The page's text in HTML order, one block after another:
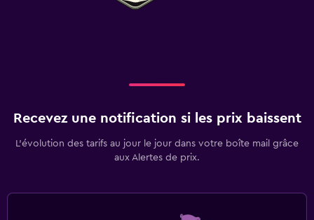
Recevez une notification si les prix baissent
L’évolution des tarifs au jour le jour dans votre boîte mail grâce
aux Alertes de prix.